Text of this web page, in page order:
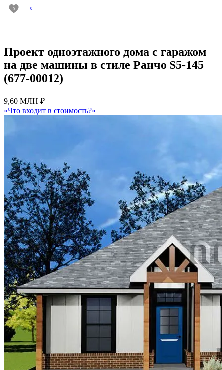
0 0
Проект одноэтажного дома с гаражом
на две машины в стиле Ранчо S5-145
(677-00012)
9,60 МЛН ₽
«Что входит в стоимость?»